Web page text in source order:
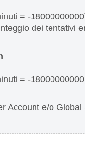
= -
dei tentativi
= -
Account e/o